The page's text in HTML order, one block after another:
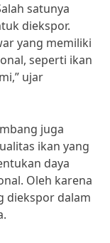
satunya
diekspor.
yang memiliki
seperti ikan
ujar
juga
ikan yang
daya
Oleh karena
diekspor dalam